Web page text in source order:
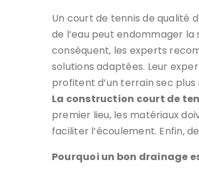
Un court de tennis de qualité
de l’eau peut endommager
conséquent, les experts
solutions adaptées. Leur
profitent d’un terrain sec
La construction court de
premier lieu, les matériaux
faciliter l’écoulement. Enfin,
Pourquoi un bon drainage